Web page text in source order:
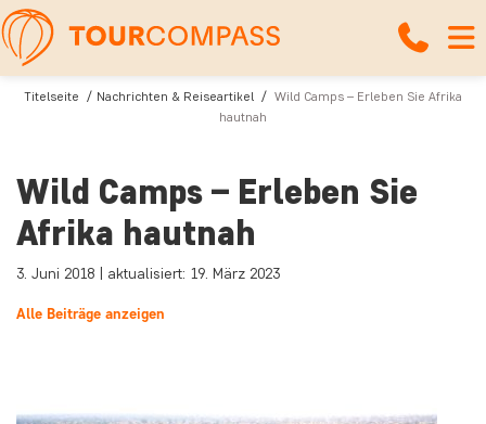
Titelseite Nachrichten & Reiseartikel
Wild Camps – Erleben Sie Afrika
hautnah
Wild Camps – Erleben Sie
Afrika hautnah
3. Juni 2018 | aktualisiert: 19. März 2023
Alle Beiträge anzeigen